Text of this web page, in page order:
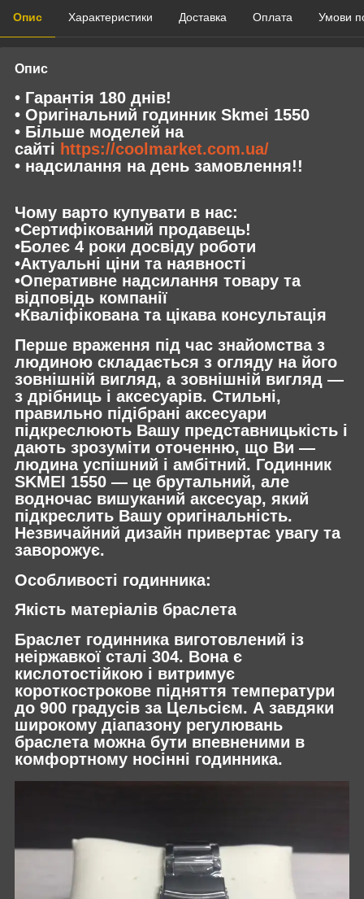
Опис Характеристики Доставка Оплата Умови
Опис
• Гарантія 180 днів!
• Оригінальний годинник Skmei 1550
• Більше моделей на
сайті https://coolmarket.com.ua/
• надсилання на день замовлення!!
Чому варто купувати в нас:
•Сертифікований продавець!
•Болеє 4 роки досвіду роботи
•Актуальні ціни та наявності
•Оперативне надсилання товару та
відповідь компанії
•Кваліфікована та цікава консультація
Перше враження під час знайомства з
людиною складається з огляду на його
зовнішній вигляд, а зовнішній вигляд —
з дрібниць і аксесуарів. Стильні,
правильно підібрані аксесуари
підкреслюють Вашу представницькість і
дають зрозуміти оточенню, що Ви —
людина успішний і амбітний. Годинник
SKMEI 1550 — це брутальний, але
водночас вишуканий аксесуар, який
підкреслить Вашу оригінальність.
Незвичайний дизайн привертає увагу та
заворожує.
Особливості годинника:
Якість матеріалів браслета
Браслет годинника виготовлений із
неіржавкої сталі 304. Вона є
кислотостійкою і витримує
короткострокове підняття температури
до 900 градусів за Цельсієм. А завдяки
широкому діапазону регулювань
браслета можна бути впевненими в
комфортному носінні годинника.